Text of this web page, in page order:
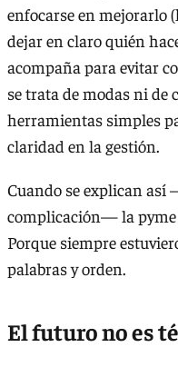
enfocarse en mejorarlo
dejar en claro quién
acompaña para evitar
se trata de modas ni de
herramientas simples
claridad en la gestión.
Cuando se explican así
complicación— la pyme
Porque siempre
palabras y orden.
El futuro no es